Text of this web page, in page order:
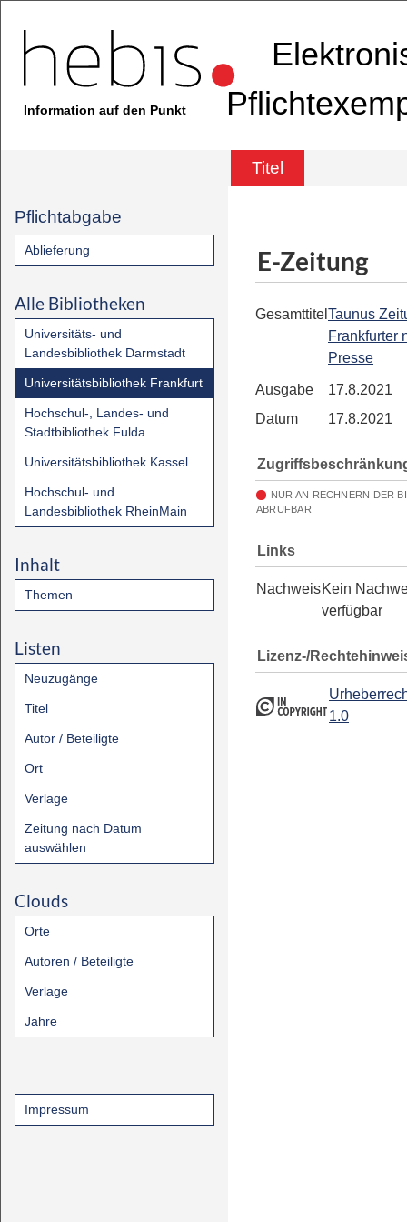
Information auf den Punkt
Titel
Pflichtabgabe
Ablieferung
Alle Bibliotheken
Universitäts- und
Landesbibliothek Darmstadt
Universitätsbibliothek Frankfurt
Hochschul-, Landes- und
Stadtbibliothek Fulda
Universitätsbibliothek Kassel
Hochschul- und
Landesbibliothek RheinMain
Inhalt
Themen
Listen
Neuzugänge
Titel
Autor / Beteiligte
Ort
Verlage
Zeitung nach Datum
auswählen
Clouds
Orte
Autoren / Beteiligte
Verlage
Jahre
Impressum
E-Zeitung
Gesamttitel Taunus
Frankfurter
Presse
Ausgabe
17.8.2021
Datum
17.8.2021
NUR AN RECHNERN DER
ABRUFBAR
Links
NachweisKein
verfügbar
Lizenz-/
1.0